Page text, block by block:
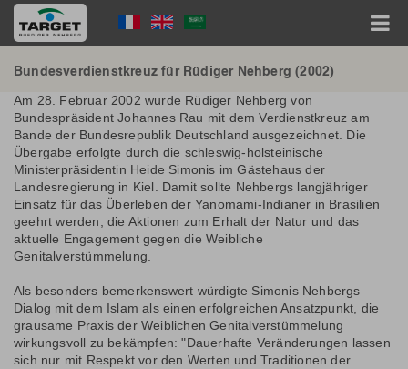
Direkt
zum
Inhalt
Language
Menu
Hauptnavigation
Bundesverdienstkreuz für Rüdiger Nehberg (2002)
Am 28. Februar 2002 wurde Rüdiger Nehberg von
Bundespräsident Johannes Rau mit dem Verdienstkreuz am
Bande der Bundesrepublik Deutschland ausgezeichnet. Die
Übergabe erfolgte durch die schleswig-holsteinische
Ministerpräsidentin Heide Simonis im Gästehaus der
Landesregierung in Kiel. Damit sollte Nehbergs langjähriger
Einsatz für das Überleben der Yanomami-Indianer in Brasilien
geehrt werden, die Aktionen zum Erhalt der Natur und das
aktuelle Engagement gegen die Weibliche
Genitalverstümmelung.
Als besonders bemerkenswert würdigte Simonis Nehbergs
Dialog mit dem Islam als einen erfolgreichen Ansatzpunkt, die
grausame Praxis der Weiblichen Genitalverstümmelung
wirkungsvoll zu bekämpfen: "Dauerhafte Veränderungen lassen
sich nur mit Respekt vor den Werten und Traditionen der